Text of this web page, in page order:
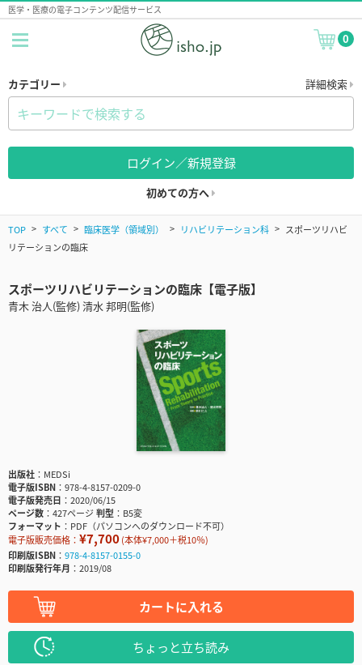
医学・医療の電子コンテンツ配信サービス
0
カテゴリー 詳細検索
ログイン／新規登録
初めての方へ
TOP すべて 臨床医学（領域別） リハビリテーション科
スポーツリハビ
リテーションの臨床
スポーツリハビリテーションの臨床【電子版】
青木 治人(監修) 清水 邦明(監修)
出版社
MEDSi
電子版ISBN
978-4-8157-0209-0
電子版発売日
2020/06/15
ページ数
427ページ判型
B5変
フォーマット
PDF（パソコンへのダウンロード不可）
電子版販売価格： ¥7,700(本体¥7,000＋税10％)
印刷版ISBN
978-4-8157-0155-0
印刷版発行年月
2019/08
カートに入れる
ちょっと立ち読み